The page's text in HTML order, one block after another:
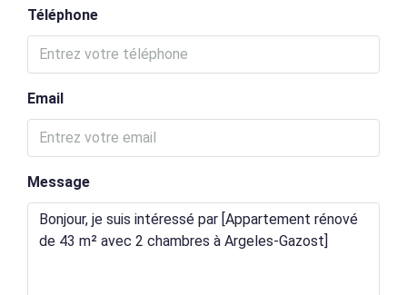
Téléphone
Email
Message